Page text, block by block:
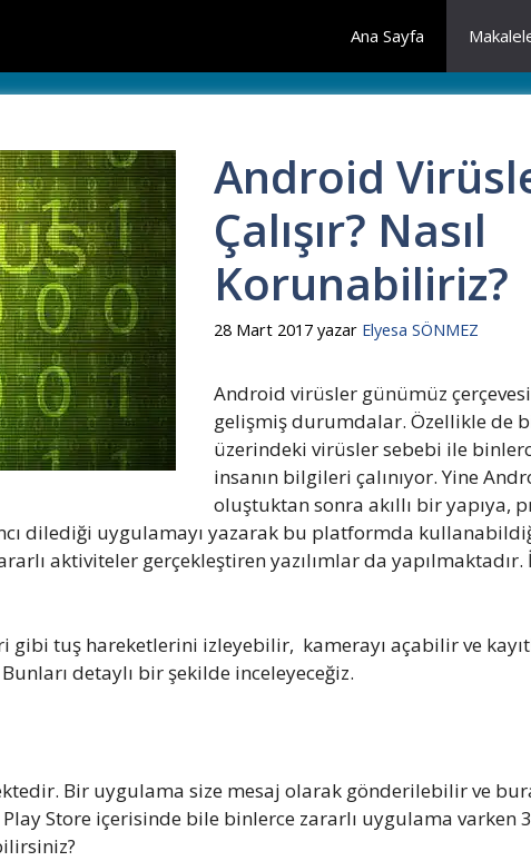
Ana Sayfa
Android
Çalışır? Nasıl
Korunabiliriz?
28 Mart 2017 yazar Elyesa SÖNMEZ
Android virüsler günümüz
gelişmiş durumdalar. Özellikle de
üzerindeki virüsler sebebi ile
insanın bilgileri çalınıyor. Yine
oluştuktan sonra akıllı bir yapıya,
dilediği uygulamayı yazarak bu platformda
aktiviteler gerçekleştiren yazılımlar da
tuş hareketlerini izleyebilir, kamerayı açabilir ve
detaylı bir şekilde inceleyeceğiz.
Bir uygulama size mesaj olarak gönderilebilir ve
Store içerisinde bile binlerce zararlı uygulama varken